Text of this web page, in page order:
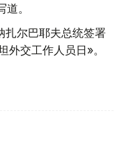
。
扎尔巴耶夫总统签署
交工作人员日»。